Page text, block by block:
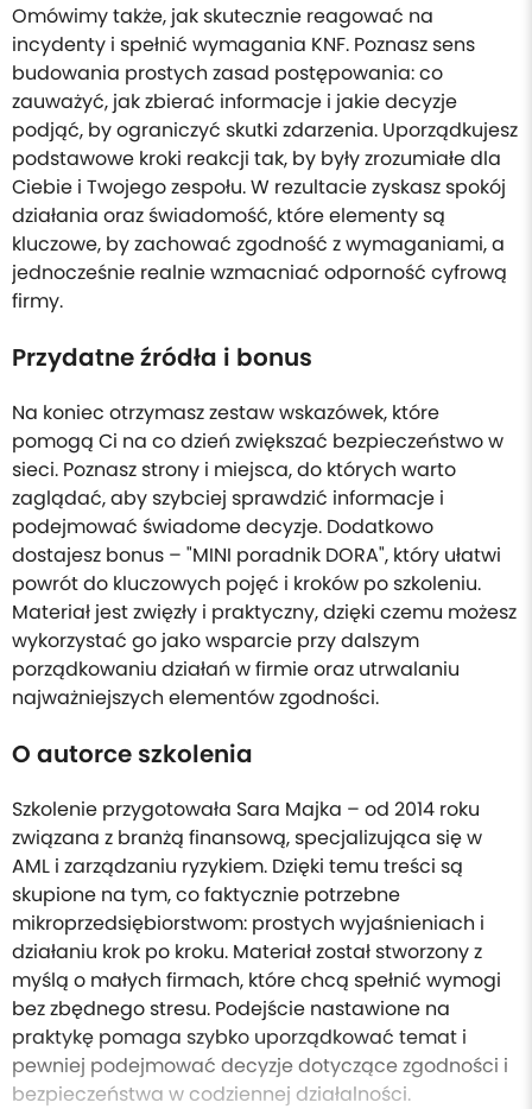
Omówimy także, jak skutecznie reagować na
incydenty i spełnić wymagania KNF. Poznasz sens
budowania prostych zasad postępowania: co
zauważyć, jak zbierać informacje i jakie decyzje
podjąć, by ograniczyć skutki zdarzenia. Uporządkujesz
podstawowe kroki reakcji tak, by były zrozumiałe dla
Ciebie i Twojego zespołu. W rezultacie zyskasz spokój
działania oraz świadomość, które elementy są
kluczowe, by zachować zgodność z wymaganiami, a
jednocześnie realnie wzmacniać odporność cyfrową
firmy.
Przydatne źródła i bonus
Na koniec otrzymasz zestaw wskazówek, które
pomogą Ci na co dzień zwiększać bezpieczeństwo w
sieci. Poznasz strony i miejsca, do których warto
zaglądać, aby szybciej sprawdzić informacje i
podejmować świadome decyzje. Dodatkowo
dostajesz bonus – "MINI poradnik DORA", który ułatwi
powrót do kluczowych pojęć i kroków po szkoleniu.
Materiał jest zwięzły i praktyczny, dzięki czemu możesz
wykorzystać go jako wsparcie przy dalszym
porządkowaniu działań w firmie oraz utrwalaniu
najważniejszych elementów zgodności.
O autorce szkolenia
Szkolenie przygotowała Sara Majka – od 2014 roku
związana z branżą finansową, specjalizująca się w
AML i zarządzaniu ryzykiem. Dzięki temu treści są
skupione na tym, co faktycznie potrzebne
mikroprzedsiębiorstwom: prostych wyjaśnieniach i
działaniu krok po kroku. Materiał został stworzony z
myślą o małych firmach, które chcą spełnić wymogi
bez zbędnego stresu. Podejście nastawione na
praktykę pomaga szybko uporządkować temat i
pewniej podejmować decyzje dotyczące zgodności i
bezpieczeństwa w codziennej działalności.